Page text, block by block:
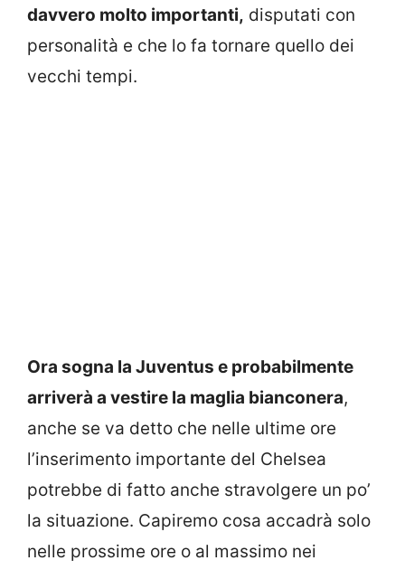
davvero molto importanti, disputati con
personalità e che lo fa tornare quello dei
vecchi tempi.
Ora sogna la Juventus e probabilmente
arriverà a vestire la maglia bianconera,
anche se va detto che nelle ultime ore
l’inserimento importante del Chelsea
potrebbe di fatto anche stravolgere un po’
la situazione. Capiremo cosa accadrà solo
nelle prossime ore o al massimo nei